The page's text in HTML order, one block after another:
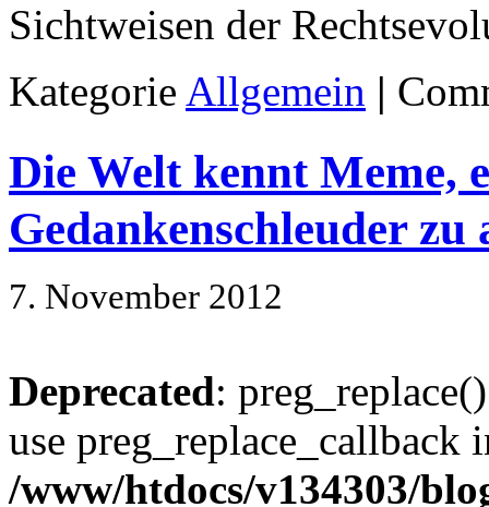
Sichtweisen der
Kategorie Allgemein |
Die Welt kennt Meme,
Gedankenschleuder
7. November 2012
Deprecated:
use preg_replace_callback
/www/htdocs/v134303/